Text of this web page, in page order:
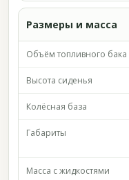
Размеры и масса
Объём топливного бака
Высота сиденья
Колёсная база
Габариты
Масса с жидкостями